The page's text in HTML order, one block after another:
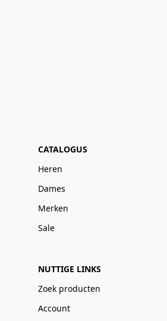
CATALOGUS
Heren
Dames
Merken
Sale
NUTTIGE LINKS
Zoek producten
Account